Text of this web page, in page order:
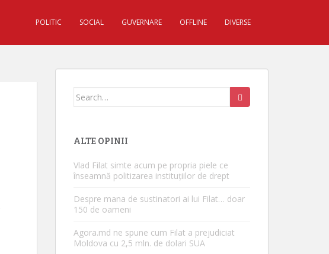
POLITIC SOCIAL GUVERNARE OFFLINE DIVERSE
Search for:
ALTE OPINII
Vlad Filat simte acum pe propria piele ce
înseamnă politizarea instituțiilor de drept
Despre mana de sustinatori ai lui Filat… doar
150 de oameni
Agora.md ne spune cum Filat a prejudiciat
Moldova cu 2,5 mln. de dolari SUA